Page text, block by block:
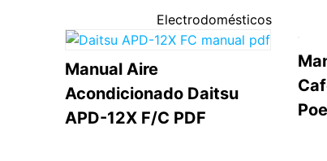
Electrodomésticos
Manual Aire
Acondicionado Daitsu
APD-12X F/C PDF